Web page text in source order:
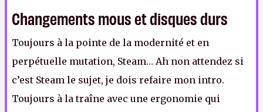
Changements mous et disques durs
Toujours à la pointe de la modernité et en
perpétuelle mutation, Steam… Ah non attendez si
c’est Steam le sujet, je dois refaire mon intro.
Toujours à la traîne avec une ergonomie qui